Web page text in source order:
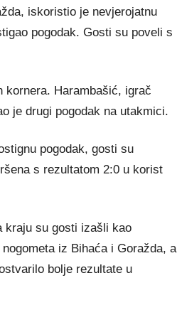
iskoristio je nevjerojatnu
pogodak. Gosti su poveli s
kornera. Harambašić, igrač
je drugi pogodak na utakmici.
pogodak, gosti su
s rezultatom 2:0 u korist
kraju su gosti izašli kao
iz Bihaća i Goražda, a
bolje rezultate u